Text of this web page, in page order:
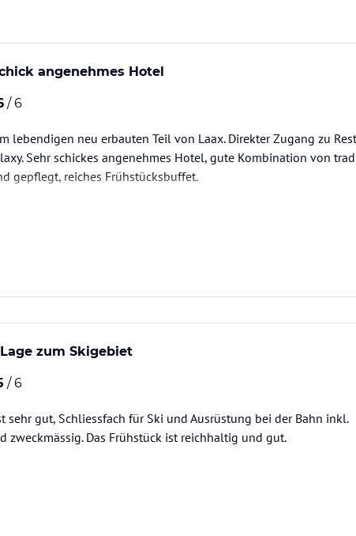
angenehmes Hotel
/ 6
lebendigen neu erbauten Teil von Laax. Direkter Zugang zu
Sehr schickes angenehmes Hotel, gute Kombination von
gepflegt, reiches Frühstücksbuffet.
zum Skigebiet
/ 6
sehr gut, Schliessfach für Ski und Ausrüstung bei der Bahn inkl.
zweckmässig. Das Frühstück ist reichhaltig und gut.